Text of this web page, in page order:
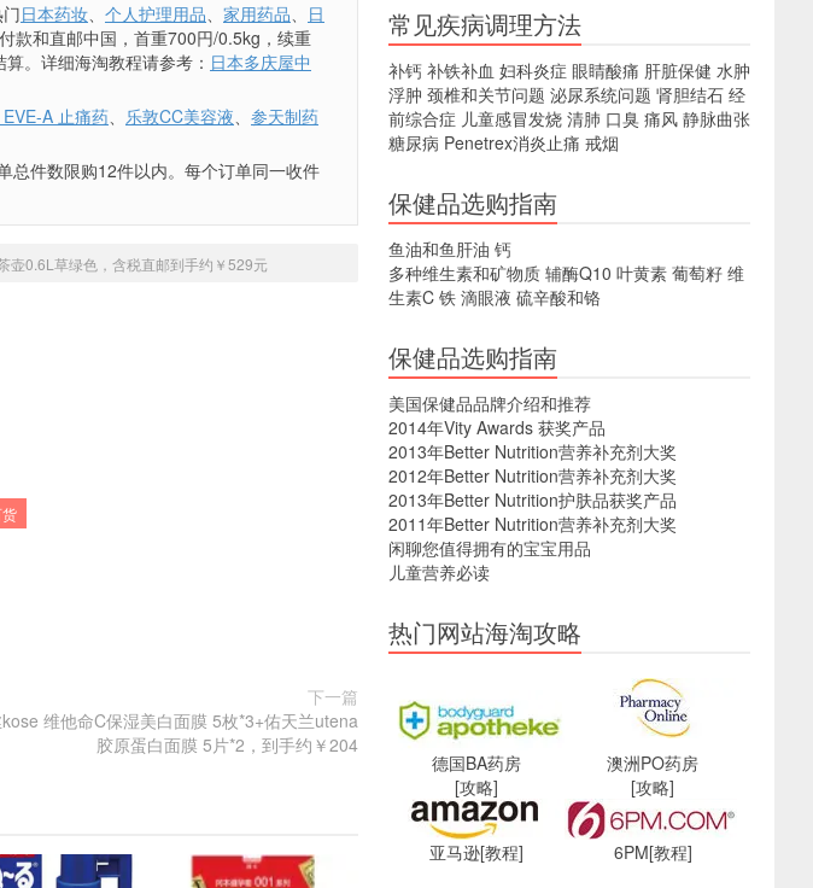
日本药妆、 个人护理用品、 家用药品、 日
款和直邮中国，首重700円/0.5kg，续重
。详细海淘教程请参考： 日本多庆屋中
A 止痛药、 乐敦CC美容液、 参天制药
总件数限购12件以内。每个订单同一收件
壶0.6L草绿色，含税直邮到手约￥529元
下一篇
维他命C保湿美白面膜 5枚*3+佑天兰utena
胶原蛋白面膜 5片*2，到手约￥204
常见疾病调理方法
补钙 补铁补血 妇科炎症 眼睛酸痛 肝脏保健 水肿
浮肿 颈椎和关节问题 泌尿系统问题 肾胆结石 经
前综合症 儿童感冒发烧 清肺 口臭 痛风 静脉曲张
糖尿病 Penetrex消炎止痛 戒烟
保健品选购指南
鱼油和鱼肝油 钙
多种维生素和矿物质 辅酶Q10 叶黄素 葡萄籽 维
生素C 铁 滴眼液 硫辛酸和铬
保健品选购指南
美国保健品品牌介绍和推荐
2014年Vity Awards 获奖产品
2013年Better Nutrition营养补充剂大奖
2012年Better Nutrition营养补充剂大奖
2013年Better Nutrition护肤品获奖产品
2011年Better Nutrition营养补充剂大奖
闲聊您值得拥有的宝宝用品
儿童营养必读
热门网站海淘攻略
德国BA药房
[攻略]
澳洲PO药房
[攻略]
亚马逊[教程] 6PM[教程]